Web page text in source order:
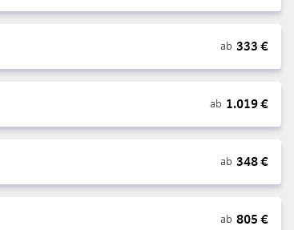
ab 333 €
ab 1.019€
ab 348€
ab 805 €